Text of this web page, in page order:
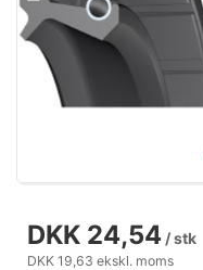
DKK 24,54 / stk
DKK 19,63 ekskl. moms